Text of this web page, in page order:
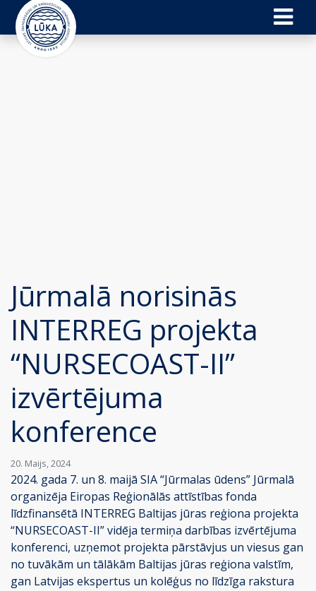
Jūrmalā norisinās
INTERREG projekta
“NURSECOAST-II”
izvērtējuma
konference
20. Maijs, 2024
2024. gada 7. un 8. maijā SIA “Jūrmalas ūdens” Jūrmalā
organizēja Eiropas Reģionālās attīstības fonda
līdzfinansētā INTERREG Baltijas jūras reģiona projekta
“NURSECOAST-II” vidēja termiņa darbības izvērtējuma
konferenci, uzņemot projekta pārstāvjus un viesus gan
no tuvākām un tālākām Baltijas jūras reģiona valstīm,
gan Latvijas ekspertus un kolēģus no līdzīga rakstura